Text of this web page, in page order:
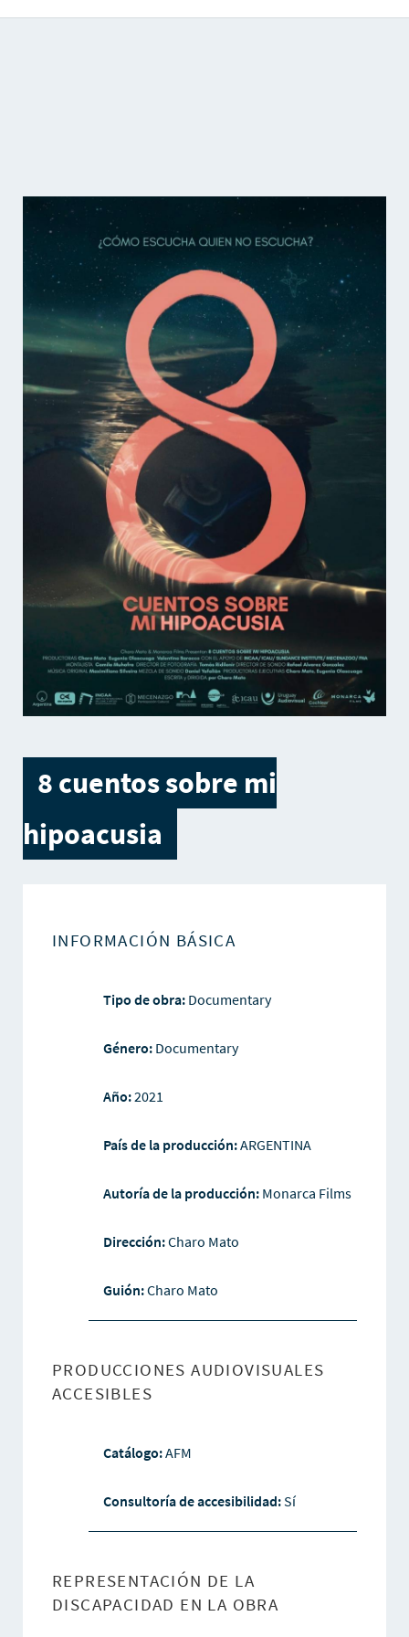
8 cuentos sobre mi
hipoacusia
INFORMACIÓN BÁSICA
Tipo de obra:Documentary
Género:Documentary
Año:2021
País de la producción:ARGENTINA
Autoría de la producción: Monarca Films
Dirección:Charo Mato
Guión:Charo Mato
PRODUCCIONES AUDIOVISUALES
ACCESIBLES
Catálogo:AFM
Consultoría de accesibilidad:Sí
REPRESENTACIÓN DE LA
DISCAPACIDAD EN LA OBRA